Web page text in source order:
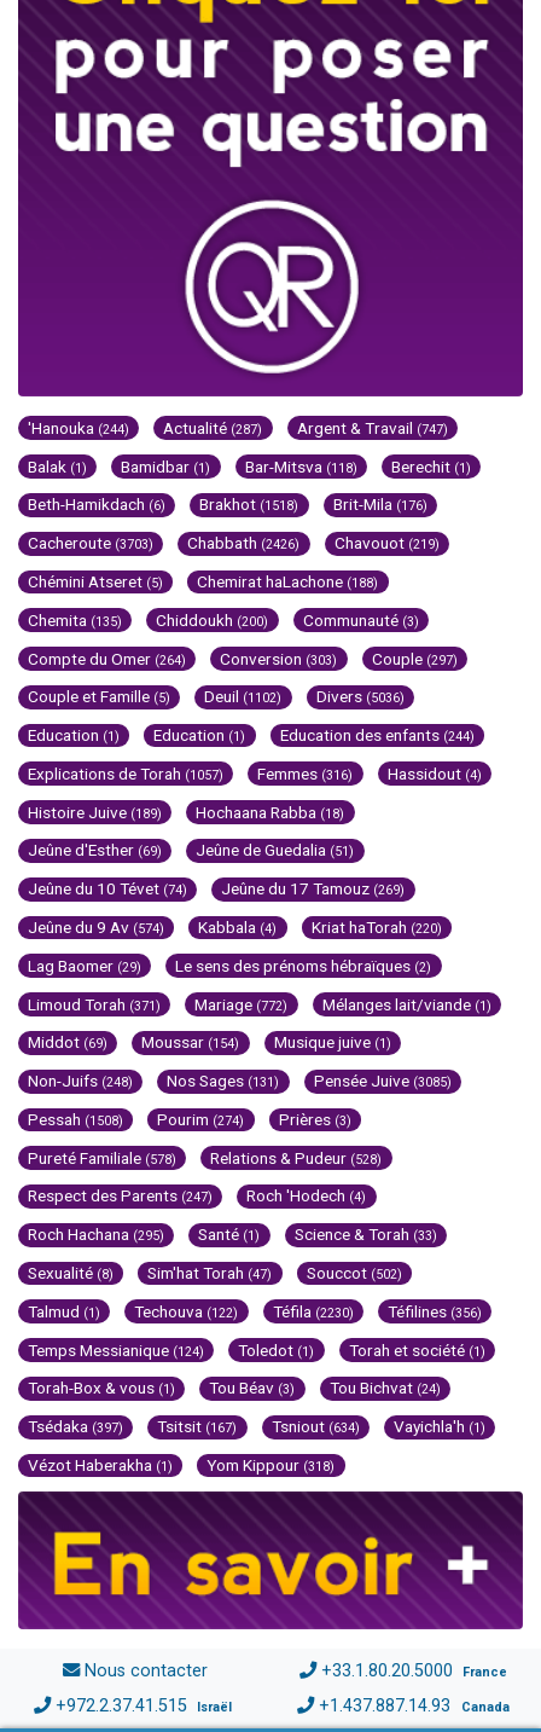
'Hanouka (244) Actualité (287) Argent & Travail (747)
Balak (1) Bamidbar (1) Bar-Mitsva (118) Berechit (1)
Beth-Hamikdach (6) Brakhot (1518) Brit-Mila (176)
Cacheroute (3703) Chabbath (2426) Chavouot (219)
Chémini Atseret (5) Chemirat haLachone (188)
Chemita (135) Chiddoukh (200) Communauté (3)
Compte du Omer (264) Conversion (303) Couple (297)
Couple et Famille (5) Deuil (1102) Divers (5036)
Education (1) Education (1) Education des enfants (244)
Explications de Torah (1057) Femmes (316) Hassidout (4)
Histoire Juive (189) Hochaana Rabba (18)
Jeûne d'Esther (69) Jeûne de Guedalia (51)
Jeûne du 10 Tévet (74) Jeûne du 17 Tamouz (269)
Jeûne du 9 Av (574) Kabbala (4) Kriat haTorah (220)
Lag Baomer (29) Le sens des prénoms hébraïques (2)
Limoud Torah (371) Mariage (772) Mélanges lait/viande (1)
Middot (69) Moussar (154) Musique juive (1)
Non-Juifs (248) Nos Sages (131) Pensée Juive (3085)
Pessah (1508) Pourim (274) Prières (3)
Pureté Familiale (578) Relations & Pudeur (528)
Respect des Parents (247) Roch 'Hodech (4)
Roch Hachana (295) Santé (1) Science & Torah (33)
Sexualité (8) Sim'hat Torah (47) Souccot (502)
Talmud (1) Techouva (122) Téfila (2230) Téfilines (356)
Temps Messianique (124) Toledot (1) Torah et société (1)
Torah-Box & vous (1) Tou Béav (3) Tou Bichvat (24)
Tsédaka (397) Tsitsit (167) Tsniout (634) Vayichla'h (1)
Vézot Haberakha (1) Yom Kippour (318)
Nous contacter +33.1.80.20.5000 France
+972.2.37.41.515 Israël +1.437.887.14.93 Canada